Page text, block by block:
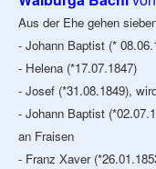
Aus der Ehe gehen
- Johann Baptist (*
- Helena (*17.07.1847)
- Josef (*31.08.1849),
- Johann Baptist
an Fraisen
- Franz Xaver